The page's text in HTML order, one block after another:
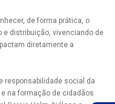
de forma prática, o
distribuição, vivenciando de
diretamente a
responsabilidade social da
na formação de cidadãos